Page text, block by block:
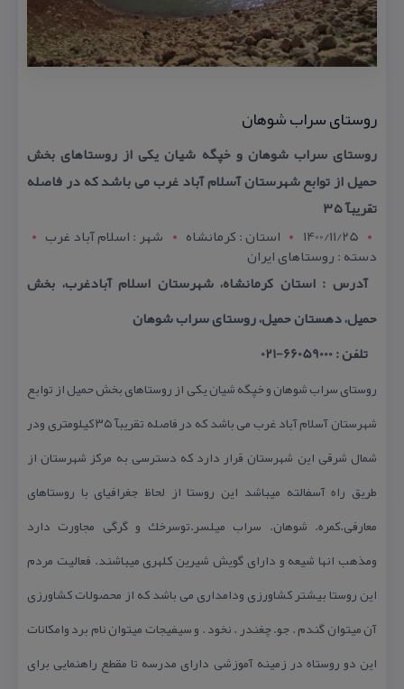
روستای سراب شوهان
روستای سراب شوهان و خپگه شیان یكی از روستاهای بخش
حمیل از توابع شهرستان آسلام آباد غرب می باشد كه در فاصله
تقریبآ ۳۵
1400/11/25
استان : کرمانشاه شهر : اسلام آباد غرب
دسته : روستاهای ایران
آدرس : استان كرمانشاه، شهرستان اسلام آبادغرب، بخش
حمیل، دهستان حمیل، روستای سراب شوهان
تلفن : 66059000-021
روستای سراب شوهان و خپگه شیان یكی از روستاهای بخش حمیل از توابع
شهرستان آسلام آباد غرب می باشد كه در فاصله تقریبآ ۳۵ كیلومتری ودر
شمال شرقی این شهرستان قرار دارد كه دسترسی به مركز شهرستان از
طریق راه آسفالته میباشد این روستا از لحاظ جغرافیای با روستاهای
معارفی.كمره. شوهان. سراب میلسر.توسرخك و گرگی مجاورت دارد
ومذهب انها شیعه و دارای گویش شیرین كلهری میباشند. فعالیت مردم
این روستا بیشتر كشاورزی ودامداری می باشد كه از محصولات كشاورزی
آن میتوان گندم . جو. چغندر . نخود . و سیفیجات میتوان نام برد وامكانات
این دو روستاه در زمینه آموزشی دارای مدرسه تا مقطع راهنمایی برای